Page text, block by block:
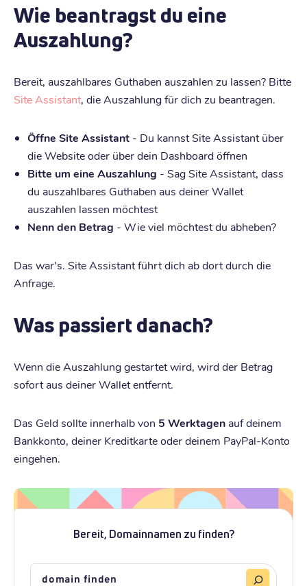
Wie beantragst du eine
Auszahlung?
Bereit, auszahlbares Guthaben auszahlen zu lassen? Bitte
Site Assistant, die Auszahlung für dich zu beantragen.
Öffne Site Assistant - Du kannst Site Assistant über
die Website oder über dein Dashboard öffnen
Bitte um eine Auszahlung - Sag Site Assistant, dass
du auszahlbares Guthaben aus deiner Wallet
auszahlen lassen möchtest
Nenn den Betrag - Wie viel möchtest du abheben?
Das war's. Site Assistant führt dich ab dort durch die
Anfrage.
Was passiert danach?
Wenn die Auszahlung gestartet wird, wird der Betrag
sofort aus deiner Wallet entfernt.
Das Geld sollte innerhalb von 5 Werktagen auf deinem
Bankkonto, deiner Kreditkarte oder deinem PayPal-Konto
eingehen.
Bereit, Domainnamen zu finden?